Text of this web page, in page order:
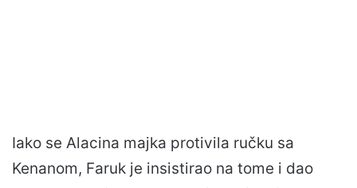
Iako se Alacina majka protivila ručku sa
Kenanom, Faruk je insistirao na tome i dao